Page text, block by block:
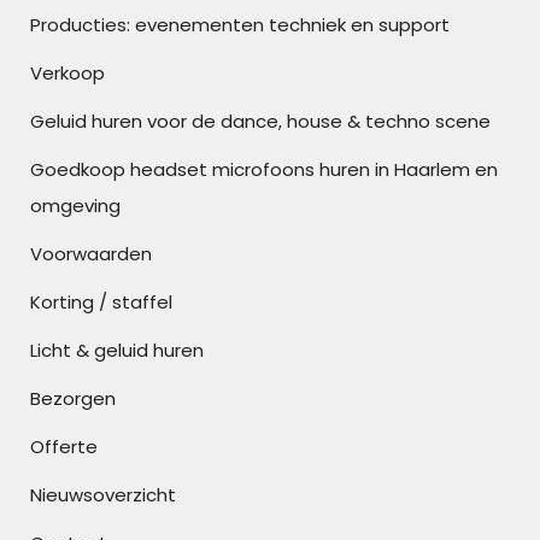
Producties: evenementen techniek en support
Verkoop
Geluid huren voor de dance, house & techno scene
Goedkoop headset microfoons huren in Haarlem en
omgeving
Voorwaarden
Korting / staffel
Licht & geluid huren
Bezorgen
Offerte
Nieuwsoverzicht